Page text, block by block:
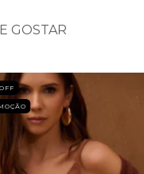
GOSTAR